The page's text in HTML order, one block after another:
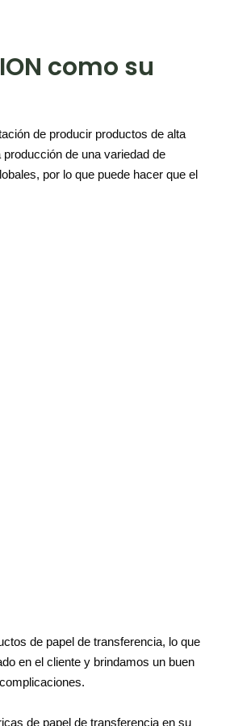
como su
de producir productos de alta
de una variedad de
por lo que puede hacer que el
de papel de transferencia, lo que
en el cliente y brindamos un buen
de papel de transferencia en su